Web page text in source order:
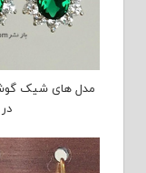
مدل های شیک